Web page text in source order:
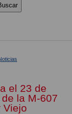
el 23 de
la M-607
Viejo